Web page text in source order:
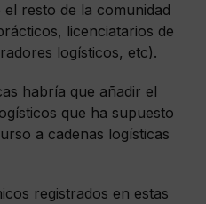
resto de la comunidad
licenciatarios de
logísticos, etc).
habría que añadir el
que ha supuesto
a cadenas logísticas
registrados en estas